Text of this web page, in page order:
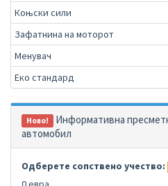
Коњски сили
Зафатнина на моторот
Менувач
Еко стандард
Ново! Информативна
автомобил
Одберете сопствено учество: